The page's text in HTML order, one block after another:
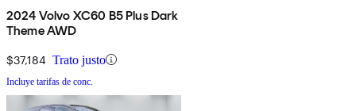
2024 Volvo XC60 B5 Plus Dark
Theme AWD
$37,184 Trato justo
Incluye tarifas de conc.